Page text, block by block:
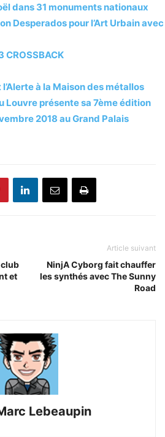
dans 31 monuments nationaux
Desperados pour l’Art Urbain avec
CROSSBACK
à la Maison des métallos
Louvre présente sa 7ème édition
2018 au Grand Palais
club
et
Article suivant
NinjA Cyborg fait chauffer
les synthés avec The Sunny
Road
Lebeaupin